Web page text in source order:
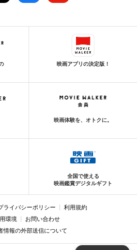
映画アプリの決定版！
映画体験を、オトクに。
全国で使える
映画鑑賞デジタルギフト
ライバシーポリシー
利用規約
環境
お問い合わせ
情報の外部送信について